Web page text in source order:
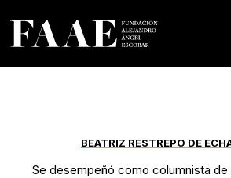
BEATRIZ RESTREPO DE
Se desempeñó como columnista de